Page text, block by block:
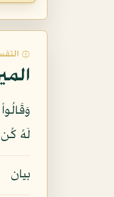
۞
لَهُ كُن
بيان